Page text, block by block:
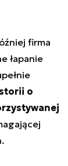
firma
łapanie
o